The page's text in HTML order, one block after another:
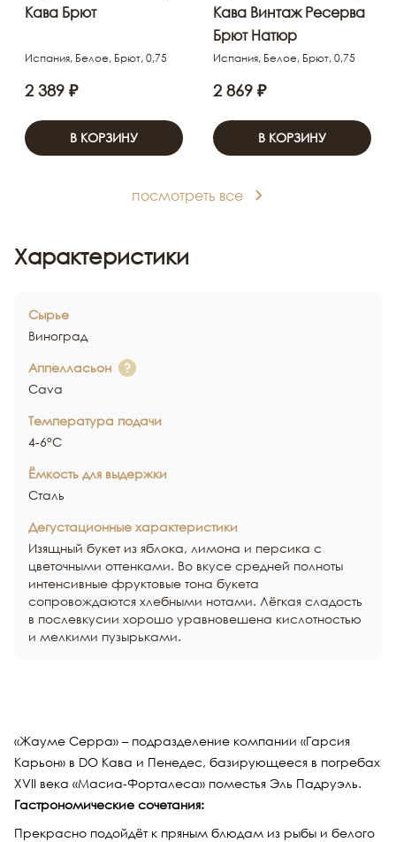
Кава Брют
Испания, Белое, Брют, 0,75
2 389 ₽
В КОРЗИНУ
Кава Винтаж Ресерва
Брют Натюр
Испания, Белое, Брют, 0,75
2 869 ₽
В КОРЗИНУ
посмотреть все
Характеристики
«Жауме Серра» – подразделение компании «Гарсия
Карьон» в DO Кава и Пенедес, базирующееся в погребах
XVII века «Масиа-Форталеса» поместья Эль Падруэль.
Гастрономические сочетания:
Прекрасно подойдёт к пряным блюдам из рыбы и белого
Сырье
Виноград
Аппелласьон
Cava
Температура подачи
4-6°С
Ёмкость для выдержки
Сталь
Дегустационные характеристики
Изящный букет из яблока, лимона и персика с
цветочными оттенками. Во вкусе средней полноты
интенсивные фруктовые тона букета
сопровождаются хлебными нотами. Лёгкая сладость
в послевкусии хорошо уравновешена кислотностью
и мелкими пузырьками.